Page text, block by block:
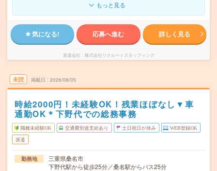
もっと見る
気になる! 応募へ進む 詳しく見る
派遣会社 株式会社リクルートスタッフィング
未読 掲載日 2026/08/05
時給2000円！未経験OK！残業ほぼなし▼車
通勤OK＊下野代での総務事務
職種未経験OK 交通費別途支給あり 土日祝日が休み WEB登録OK
派遣
勤務地
三重県桑名市
下野代駅から徒歩25分／桑名駅からバス25分